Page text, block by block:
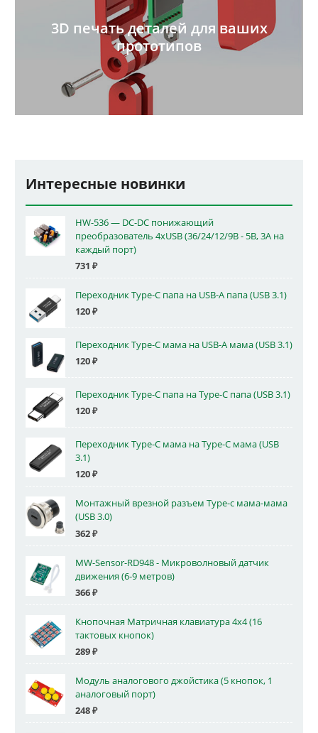
3D печать деталей для ваших
прототипов
Интересные новинки
HW-536 — DC-DC понижающий
преобразователь 4xUSB (36/24/12/9В - 5В, 3А на
каждый порт)
731 ₽
Переходник Type-C папа на USB-A папа (USB 3.1)
120₽
Переходник Type-C мама на USB-A мама (USB 3.1)
120₽
Переходник Type-C папа на Type-C папа (USB 3.1)
120₽
Переходник Type-C мама на Type-C мама (USB
3.1)
120₽
Монтажный врезной разъем Type-c мама-мама
(USB 3.0)
362₽
MW-Sensor-RD948 - Микроволновый датчик
движения (6-9 метров)
366₽
Кнопочная Матричная клавиатура 4x4 (16
тактовых кнопок)
289₽
Модуль аналогового джойстика (5 кнопок, 1
аналоговый порт)
248₽